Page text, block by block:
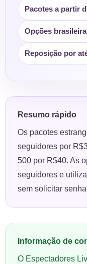
Pacotes a partir
Opções
Reposição por
Resumo rápido
Os pacotes
seguidores por
500 por R$40. As
seguidores e
sem solicitar
Informação de
O Espectadores